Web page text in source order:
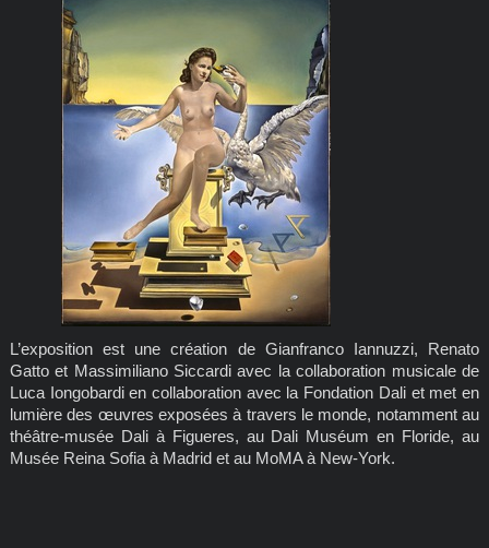
L’exposition est une création de Gianfranco Iannuzzi, Renato
Gatto et Massimiliano Siccardi avec la collaboration musicale de
Luca Iongobardi en collaboration avec la Fondation Dali et met en
lumière des œuvres exposées à travers le monde, notamment au
théâtre-musée Dali à Figueres, au Dali Muséum en Floride, au
Musée Reina Sofia à Madrid et au MoMA à New-York.